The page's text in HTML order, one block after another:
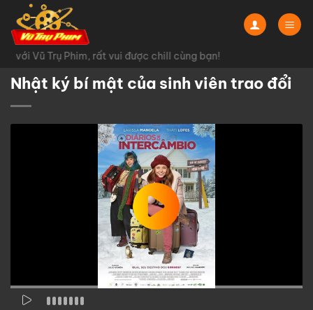
Chuyển
đến
nội
dung
với Vũ Trụ Phim, rất vui được chill cùng bạn!
Nhật ký bí mật của sinh viên trao đổi